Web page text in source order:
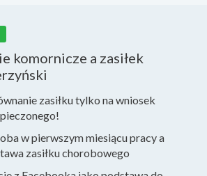
komornicze a zasiłek
zasiłku tylko na wniosek
w pierwszym miesiącu pracy a
zasiłku chorobowego